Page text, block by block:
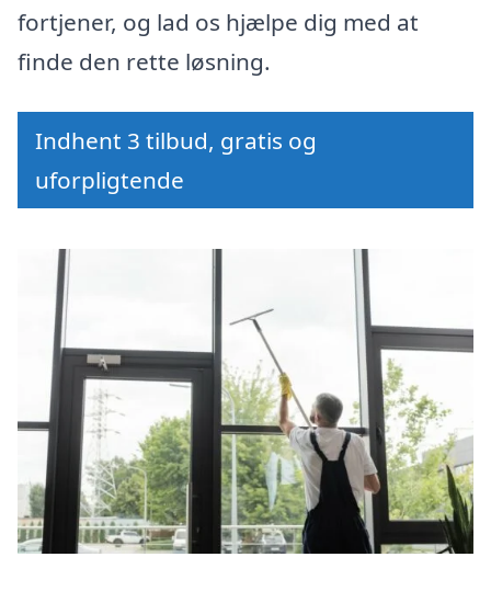
fortjener, og lad os hjælpe dig med at
finde den rette løsning.
Indhent 3 tilbud, gratis og
uforpligtende